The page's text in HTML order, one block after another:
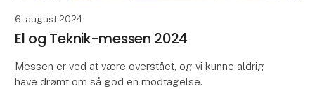
6. august 2024
El og Teknik-messen 2024
Messen er ved at være overstået, og vi kunne aldrig
have drømt om så god en modtagelse.